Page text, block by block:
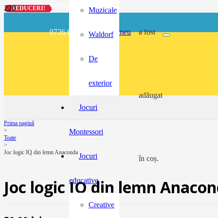
contact@buzunarel.ro
0726.697.486 meu a fost
adăugat
în coș.
Muzicale
Waldorf
De
exterior
Jocuri
Montessori
Jocuri
educative
Creative
Prima pagină
>
Toate
>
Joc logic IQ din lemn Anaconda
Joc logic IQ din lemn
REDUCERI!
REDUCERI!
REDUCERI!
REDUCERI!